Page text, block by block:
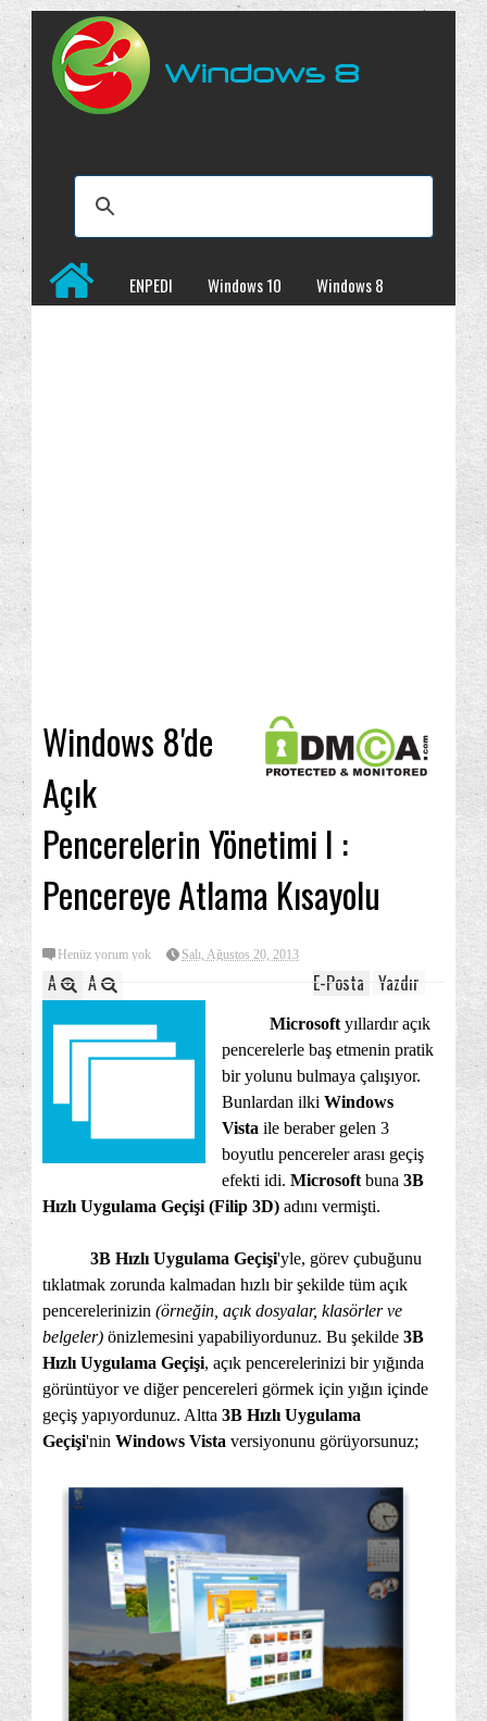
ENPEDI Windows 10
Windows 8
Windows 8'de
Açık
Pencerelerin Yönetimi I :
Pencereye Atlama Kısayolu
Henüz yorum yok Salı, Ağustos 20, 2013
A A Yazdır
E-Posta
Microsoft yıllardır açık
pencerelerle baş etmenin pratik
bir yolunu bulmaya çalışıyor.
Bunlardan ilki Windows
Vista ile beraber gelen 3
boyutlu pencereler arası geçiş
efekti idi. Microsoft buna 3B
Hızlı Uygulama Geçişi (Filip 3D) adını vermişti.
3B Hızlı Uygulama Geçişi'yle, görev çubuğunu
tıklatmak zorunda kalmadan hızlı bir şekilde tüm açık
pencerelerinizin (örneğin, açık dosyalar, klasörler ve
belgeler) önizlemesini yapabiliyordunuz. Bu şekilde 3B
Hızlı Uygulama Geçişi, açık pencerelerinizi bir yığında
görüntüyor ve diğer pencereleri görmek için yığın içinde
geçiş yapıyordunuz. Altta 3B Hızlı Uygulama
Geçişi'nin Windows Vista versiyonunu görüyorsunuz;